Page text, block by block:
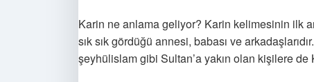
Karin ne anlama geliyor? Karin kelimesinin ilk
sık sık gördüğü annesi, babası ve
şeyhülislam gibi Sultan’a yakın olan kişilere de